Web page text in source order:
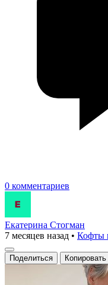
0 комментариев
Екатерина Стогман
7 месяцев назад • Кофты
Поделиться